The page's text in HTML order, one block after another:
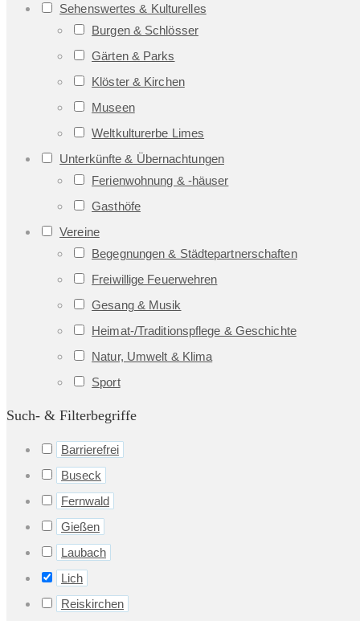
Sehenswertes & Kulturelles
Burgen & Schlösser
Gärten & Parks
Klöster & Kirchen
Museen
Weltkulturerbe Limes
Unterkünfte & Übernachtungen
Ferienwohnung & -häuser
Gasthöfe
Vereine
Begegnungen & Städtepartnerschaften
Freiwillige Feuerwehren
Gesang & Musik
Heimat-/Traditionspflege & Geschichte
Natur, Umwelt & Klima
Sport
Such- & Filterbegriffe
Barrierefrei
Buseck
Fernwald
Gießen
Laubach
Lich
Reiskirchen